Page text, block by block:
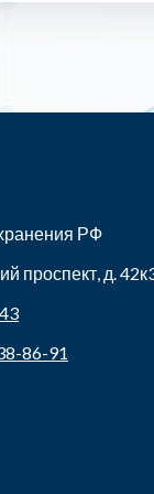
РФ
проспект, д.
86-91